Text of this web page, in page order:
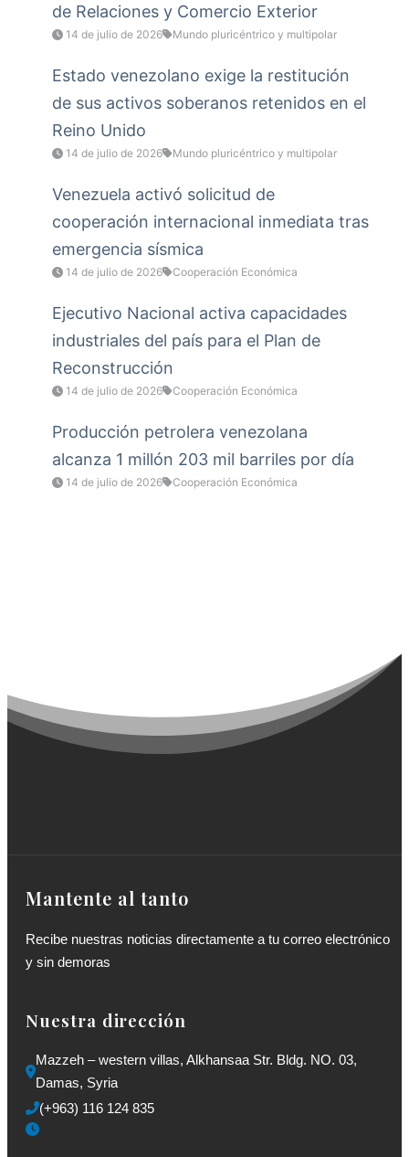
de Relaciones y Comercio Exterior
14 de julio de 2026 Mundo pluricéntrico y multipolar
Estado venezolano exige la restitución
de sus activos soberanos retenidos en el
Reino Unido
14 de julio de 2026 Mundo pluricéntrico y multipolar
Venezuela activó solicitud de
cooperación internacional inmediata tras
emergencia sísmica
14 de julio de 2026 Cooperación Económica
Ejecutivo Nacional activa capacidades
industriales del país para el Plan de
Reconstrucción
14 de julio de 2026 Cooperación Económica
Producción petrolera venezolana
alcanza 1 millón 203 mil barriles por día
14 de julio de 2026 Cooperación Económica
Mantente al tanto
Recibe nuestras noticias directamente a tu correo electrónico
y sin demoras
Nuestra dirección
Mazzeh – western villas, Alkhansaa Str. Bldg. NO. 03,
Damas, Syria
(+963) 116 124 835